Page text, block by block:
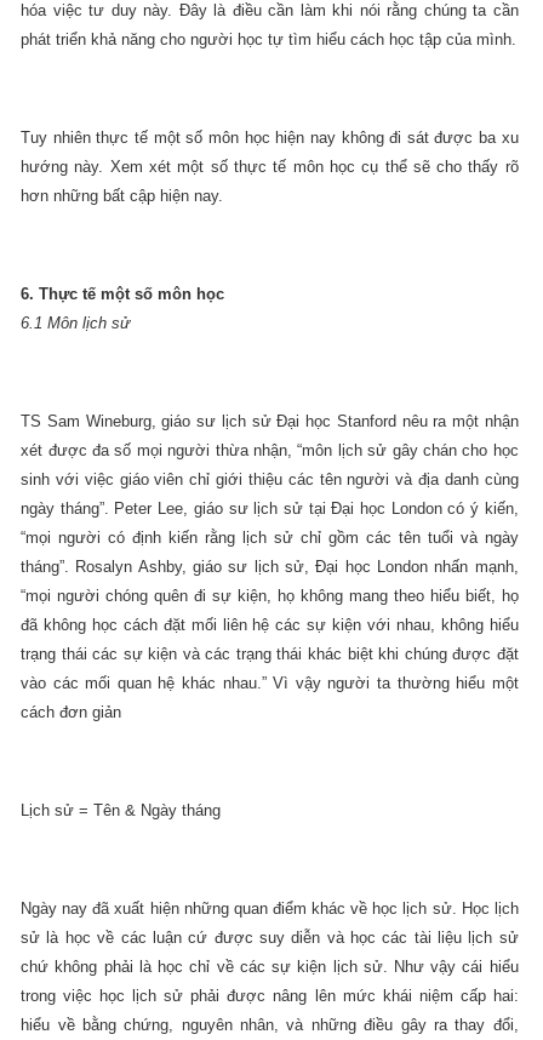
hóa việc tư duy này. Đây là điều cần làm khi nói rằng chúng ta cần
phát triển khả năng cho người học tự tìm hiểu cách học tập của mình.
Tuy nhiên thực tế một số môn học hiện nay không đi sát được ba xu
hướng này. Xem xét một số thực tế môn học cụ thể sẽ cho thấy rõ
hơn những bất cập hiện nay.
6. Thực tế một số môn học
6.1 Môn lịch sử
TS Sam Wineburg, giáo sư lịch sử Đại học Stanford nêu ra một nhận
xét được đa số mọi người thừa nhận, “môn lịch sử gây chán cho học
sinh với việc giáo viên chỉ giới thiệu các tên người và địa danh cùng
ngày tháng”. Peter Lee, giáo sư lịch sử tại Đại học Londoncó ý kiến,
“mọi người có định kiến rằng lịch sử chỉ gồm các tên tuổi và ngày
tháng”. Rosalyn Ashby, giáo sư lịch sử, Đại học London nhấn mạnh,
“mọi người chóng quên đi sự kiện, họ không mang theo hiểu biết, họ
đã không học cách đặt mối liên hệ các sự kiện với nhau, không hiểu
trạng thái các sự kiện và các trạng thái khác biệt khi chúng được đặt
vào các mối quan hệ khác nhau.” Vì vậy người ta thường hiểu một
cách đơn giản
Lịch sử = Tên & Ngày tháng
Ngày nay đã xuất hiện những quan điểm khác về học lịch sử. Học lịch
sử là học về các luận cứ được suy diễn và học các tài liệu lịch sử
chứ không phải là học chỉ về các sự kiện lịch sử. Như vậy cái hiểu
trong việc học lịch sử phải được nâng lên mức khái niệm cấp hai:
hiểu về bằng chứng, nguyên nhân, và những điều gây ra thay đổi,